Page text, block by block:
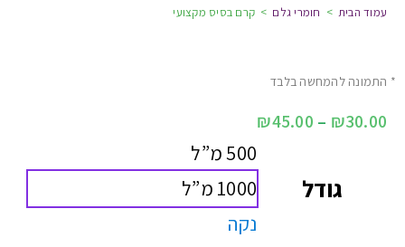
עמוד הבית > חומרי גלם > קרם בסיס מקצועי
₪30.00
–
₪45.00
גודל
500 מ”ל
1000 מ”ל
נקה
* התמונה להמחשה בלבד